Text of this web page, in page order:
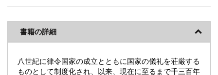
書籍の詳細
八世紀に律令国家の成立とともに国家の儀礼を荘厳する
ものとして制度化され、以来、現在に至るまで千三百年